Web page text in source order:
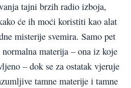
tajni brzih radio izboja,
će ih moći koristiti kao alat
misterije svemira. Samo pet
materija – ona iz koje
– dok se za ostatak vjeruje
tamne materije i tamne